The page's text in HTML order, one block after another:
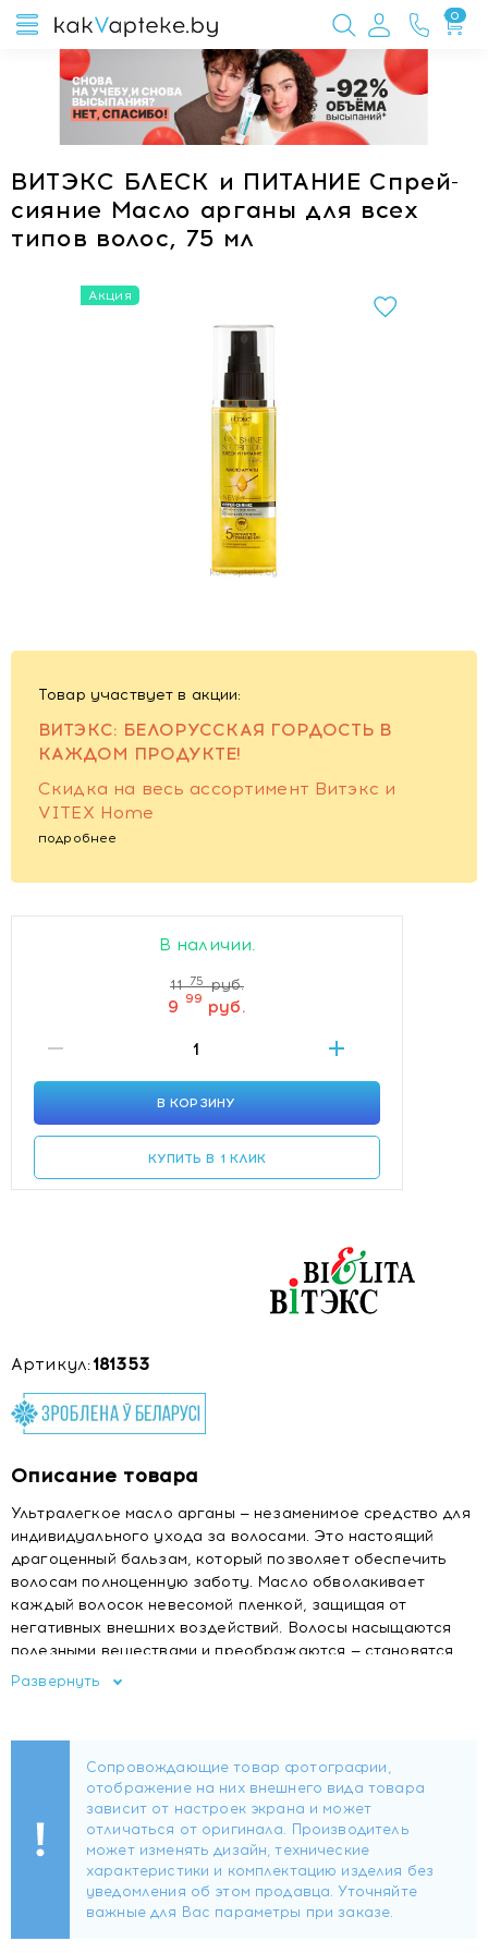
0
ВИТЭКС БЛЕСК и ПИТАНИЕ Спрей-
сияние Масло арганы для всех
типов волос, 75 мл
Акция
Товар участвует в акции:
ВИТЭКС: БЕЛОРУССКАЯ ГОРДОСТЬ В
КАЖДОМ ПРОДУКТЕ!
Cкидка на весь ассортимент Витэкс и
VITEX Home
подробнее
В наличии.
11 75 руб.
9 99 руб.
В КОРЗИНУ
КУПИТЬ В 1 КЛИК
Артикул:181353
Описание товара
Ультралегкое масло арганы — незаменимое средство для
индивидуального ухода за волосами. Это настоящий
драгоценный бальзам, который позволяет обеспечить
волосам полноценную заботу. Масло обволакивает
каждый волосок невесомой пленкой, защищая от
негативных внешних воздействий. Волосы насыщаются
полезными веществами и преображаются — становятся
блестящими, гладкими, послушными и эластичными на
5 вариантов применения — 5 результатов:
после мытья — активное питание, термозащита и
легкое расчесывание
после укладки — увлажнение, питание и
ослепительный блеск
перед сном — интенсивное восстановление
поврежденных волос
перед посещением бассейна или выходом на пляж —
защита от негативного воздействия солнечных
Развернуть